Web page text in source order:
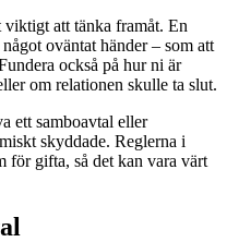
att tänka framåt. En
oväntat händer – som att
också på hur ni är
om relationen skulle ta slut.
ett samboavtal eller
skyddade. Reglerna i
för gifta, så det kan vara värt